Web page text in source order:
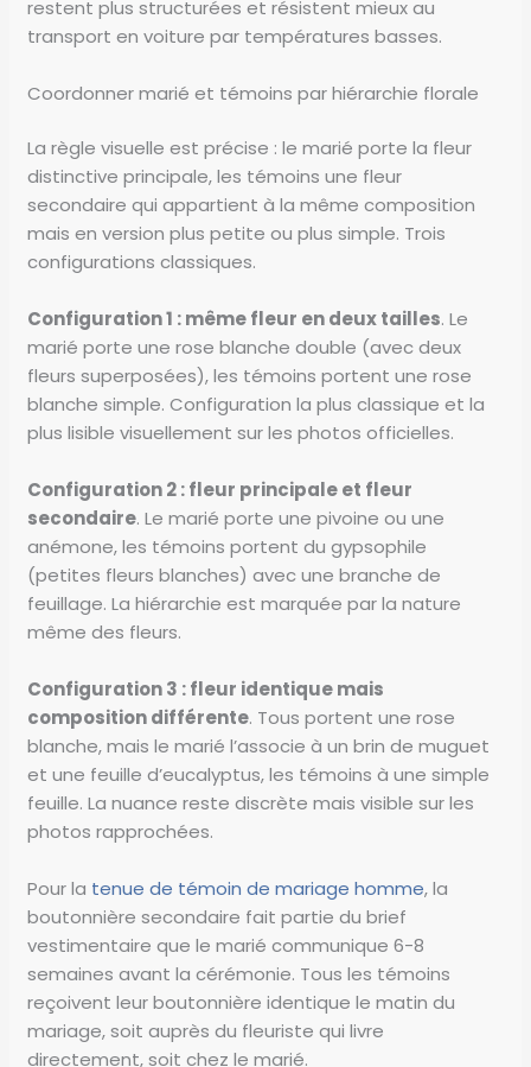
restent plus structurées et résistent mieux au
transport en voiture par températures basses.
Coordonner marié et témoins par hiérarchie florale
La règle visuelle est précise : le marié porte la fleur
distinctive principale, les témoins une fleur
secondaire qui appartient à la même composition
mais en version plus petite ou plus simple. Trois
configurations classiques.
Configuration 1 : même fleur en deux tailles. Le
marié porte une rose blanche double (avec deux
fleurs superposées), les témoins portent une rose
blanche simple. Configuration la plus classique et la
plus lisible visuellement sur les photos officielles.
Configuration 2 : fleur principale et fleur
secondaire. Le marié porte une pivoine ou une
anémone, les témoins portent du gypsophile
(petites fleurs blanches) avec une branche de
feuillage. La hiérarchie est marquée par la nature
même des fleurs.
Configuration 3 : fleur identique mais
composition différente. Tous portent une rose
blanche, mais le marié l’associe à un brin de muguet
et une feuille d’eucalyptus, les témoins à une simple
feuille. La nuance reste discrète mais visible sur les
photos rapprochées.
Pour la tenue de témoin de mariage homme, la
boutonnière secondaire fait partie du brief
vestimentaire que le marié communique 6-8
semaines avant la cérémonie. Tous les témoins
reçoivent leur boutonnière identique le matin du
mariage, soit auprès du fleuriste qui livre
directement, soit chez le marié.